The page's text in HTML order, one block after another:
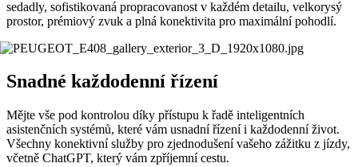
sedadly, sofistikovaná propracovanost v každém detailu, velkorysý
prostor, prémiový zvuk a plná konektivita pro maximální pohodlí.
Snadné každodenní řízení
Mějte vše pod kontrolou díky přístupu k řadě inteligentních
asistenčních systémů, které vám usnadní řízení i každodenní život.
Všechny konektivní služby pro zjednodušení vašeho zážitku z jízdy,
včetně ChatGPT, který vám zpříjemní cestu.